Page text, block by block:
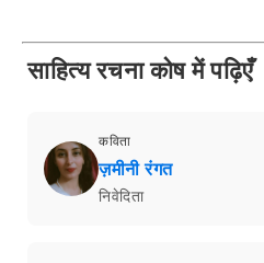
साहित्य रचना कोष में पढ़िएँ
कविता
ज़मीनी रंगत
निवेदिता